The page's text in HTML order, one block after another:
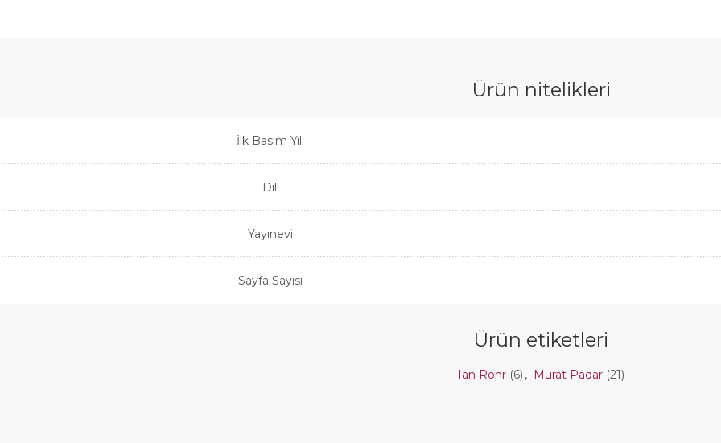
Ürün nitelikleri
İlk Basım Yılı
Dili
Yayınevi
Sayfa Sayısı
Ürün etiketleri
Ian Rohr (6) , Murat Padar (21)